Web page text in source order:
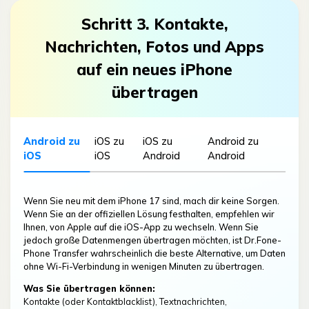
Schritt 3. Kontakte,
Nachrichten, Fotos und Apps
auf ein neues iPhone
übertragen
Android zu
iOS
iOS zu
iOS
iOS zu
Android
Android zu
Android
Was Sie übertragen können:
Einstellungen, Nachrichten, Daten, Anrufprotokolle,
Hintergrundbilder usw.
Wenn Sie neu mit dem iPhone 17 sind, mach dir keine Sorgen.
Wenn Sie an der offiziellen Lösung festhalten, empfehlen wir
Ihnen, von Apple auf die iOS-App zu wechseln. Wenn Sie
jedoch große Datenmengen übertragen möchten, ist Dr.Fone-
Phone Transfer wahrscheinlich die beste Alternative, um Daten
ohne Wi-Fi-Verbindung in wenigen Minuten zu übertragen.
Was Sie übertragen können:
Kontakte (oder Kontaktblacklist), Textnachrichten,
Was Sie übertragen können:
Fotos, Apple ID, Apple Pay, Wi-Fi-Einstellungen
Was Sie übertragen können:
Kontakte (oder Kontaktblacklist), Textnachrichten,
Was Sie übertragen können:
Einstellungen, Nachrichten, Daten, Anrufprotokolle,
Hintergrundbilder usw.
Was Sie übertragen können:
Kontakte (oder Kontaktblacklist), Textnachrichten,